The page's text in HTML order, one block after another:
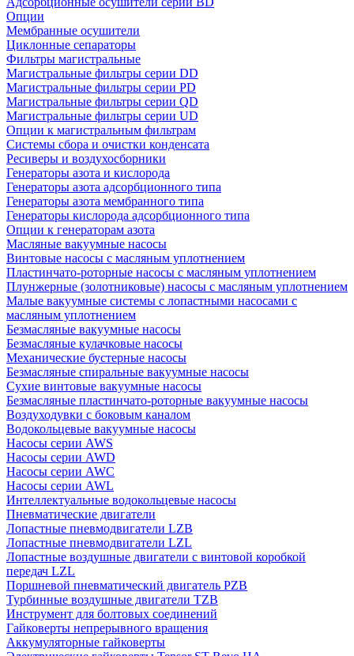
Опции
Мембранные осушители
Циклонные сепараторы
Фильтры магистральные
Магистральные фильтры серии DD
Магистральные фильтры серии PD
Магистральные фильтры серии QD
Магистральные фильтры серии UD
Опции к магистральным фильтрам
Системы сбора и очистки конденсата
Ресиверы и воздухосборники
Генераторы азота и кислорода
Генераторы азота адсорбционного типа
Генераторы азота мембранного типа
Генераторы кислорода адсорбционного типа
Опции к генераторам азота
Масляные вакуумные насосы
Винтовые насосы с масляным уплотнением
Пластинчато-роторные насосы с масляным уплотнением
Плунжерные (золотниковые) насосы с масляным уплотнением
Малые вакуумные системы с лопастными насосами с
масляным уплотнением
Безмасляные вакуумные насосы
Безмасляные кулачковые насосы
Механические бустерные насосы
Безмасляные спиральные вакуумные насосы
Сухие винтовые вакуумные насосы
Безмасляные пластинчато-роторные вакуумные насосы
Воздуходувки с боковым каналом
Водокольцевые вакуумные насосы
Насосы серии AWS
Насосы серии AWD
Насосы серии AWC
Насосы серии AWL
Интеллектуальные водокольцевые насосы
Пневматические двигатели
Лопастные пневмодвигатели LZB
Лопастные пневмодвигатели LZL
Лопастные воздушные двигатели с винтовой коробкой
передач LZL
Поршневой пневматический двигатель PZB
Турбинные воздушные двигатели TZB
Инструмент для болтовых соединений
Гайковерты непрерывного вращения
Аккумуляторные гайковерты